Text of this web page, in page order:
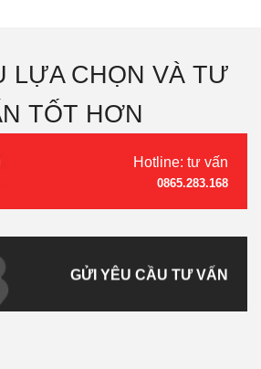
LỰA CHỌN VÀ TƯ
TỐT HƠN
Hotline: tư vấn
0865.283.168
GỬI YÊU CẦU TƯ VẤN